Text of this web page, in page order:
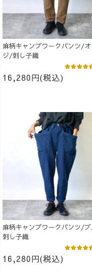
麻柄キャンプワークパンツ/
ジ/刺し子織
16,280円(税込)
麻柄キャンプワークパンツ/
刺し子織
16,280円(税込)